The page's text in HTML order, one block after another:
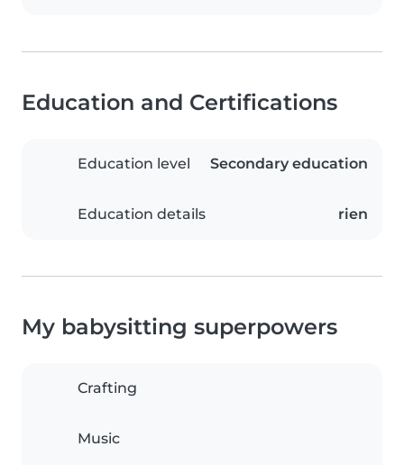
Education and Certifications
Education level Secondary education
Education details rien
My babysitting superpowers
Crafting
Music